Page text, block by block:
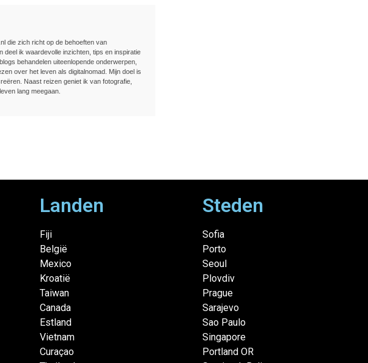
die zich richt op de behoeften van
deel ik waardevolle inzichten, tips en inspiratie
behandelen uiteenlopende onderwerpen,
over het leven als digitalnomad. Mijn doel is
Naast reizen geniet ik van fotografie,
lang meegaan.
Landen
Fiji
België
Mexico
Kroatië
Taiwan
Canada
Estland
Vietnam
Curaçao
Steden
Sofia
Porto
Seoul
Plovdiv
Prague
Sarajevo
Sao Paulo
Singapore
Portland OR